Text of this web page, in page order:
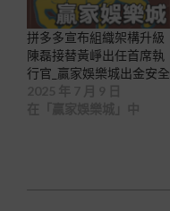
拼多多宣布組織架構升級
陳磊接替黃崢出任首席執
行官_贏家娛樂城出金安全